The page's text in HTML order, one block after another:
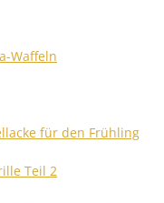
Waffeln
für den Frühling
Teil 2